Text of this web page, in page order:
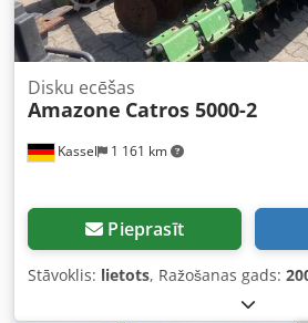
Kassel 1 161 km
Disku ecēšas
Amazone Catros 5000-2
Pieprasīt
Stāvoklis: lietots, Ražošanas gads: